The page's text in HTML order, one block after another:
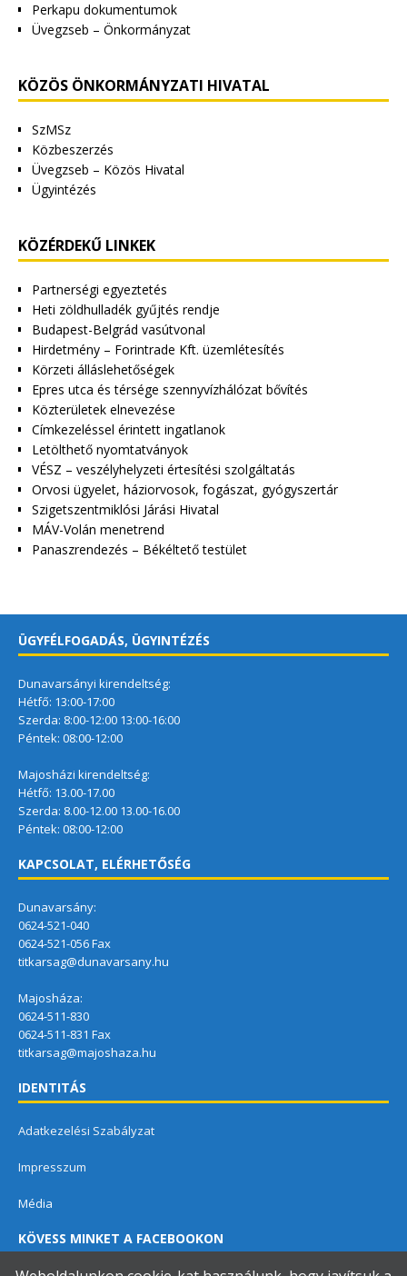
Perkapu dokumentumok
Üvegzseb – Önkormányzat
KÖZÖS ÖNKORMÁNYZATI HIVATAL
SzMSz
Közbeszerzés
Üvegzseb – Közös Hivatal
Ügyintézés
KÖZÉRDEKŰ LINKEK
Partnerségi egyeztetés
Heti zöldhulladék gyűjtés rendje
Budapest-Belgrád vasútvonal
Hirdetmény – Forintrade Kft. üzemlétesítés
Körzeti álláslehetőségek
Epres utca és térsége szennyvízhálózat bővítés
Közterületek elnevezése
Címkezeléssel érintett ingatlanok
Letölthető nyomtatványok
VÉSZ – veszélyhelyzeti értesítési szolgáltatás
Orvosi ügyelet, háziorvosok, fogászat, gyógyszertár
Szigetszentmiklósi Járási Hivatal
MÁV-Volán menetrend
Panaszrendezés – Békéltető testület
ÜGYFÉLFOGADÁS, ÜGYINTÉZÉS
Dunavarsányi kirendeltség:
Hétfő: 13:00-17:00
Szerda: 8:00-12:00 13:00-16:00
Péntek: 08:00-12:00
Majosházi kirendeltség:
Hétfő: 13.00-17.00
Szerda: 8.00-12.00 13.00-16.00
Péntek: 08:00-12:00
KAPCSOLAT, ELÉRHETŐSÉG
Dunavarsány:
0624-521-040
0624-521-056 Fax
titkarsag@dunavarsany.hu
Majosháza:
0624-511-830
0624-511-831 Fax
titkarsag@majoshaza.hu
IDENTITÁS
Adatkezelési Szabályzat
Impresszum
Média
KÖVESS MINKET A FACEBOOKON